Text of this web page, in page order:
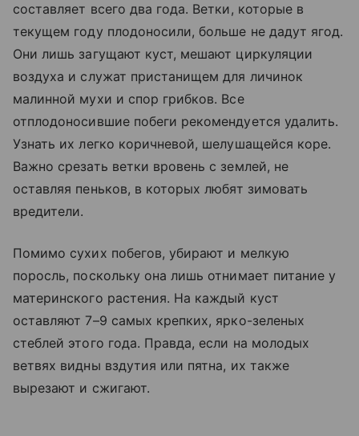
составляет всего два года. Ветки, которые в
текущем году плодоносили, больше не дадут ягод.
Они лишь загущают куст, мешают циркуляции
воздуха и служат пристанищем для личинок
малинной мухи и спор грибков. Все
отплодоносившие побеги рекомендуется удалить.
Узнать их легко коричневой, шелушащейся коре.
Важно срезать ветки вровень с землей, не
оставляя пеньков, в которых любят зимовать
вредители.
Помимо сухих побегов, убирают и мелкую
поросль, поскольку она лишь отнимает питание у
материнского растения. На каждый куст
оставляют 7–9 самых крепких, ярко-зеленых
стеблей этого года. Правда, если на молодых
ветвях видны вздутия или пятна, их также
вырезают и сжигают.